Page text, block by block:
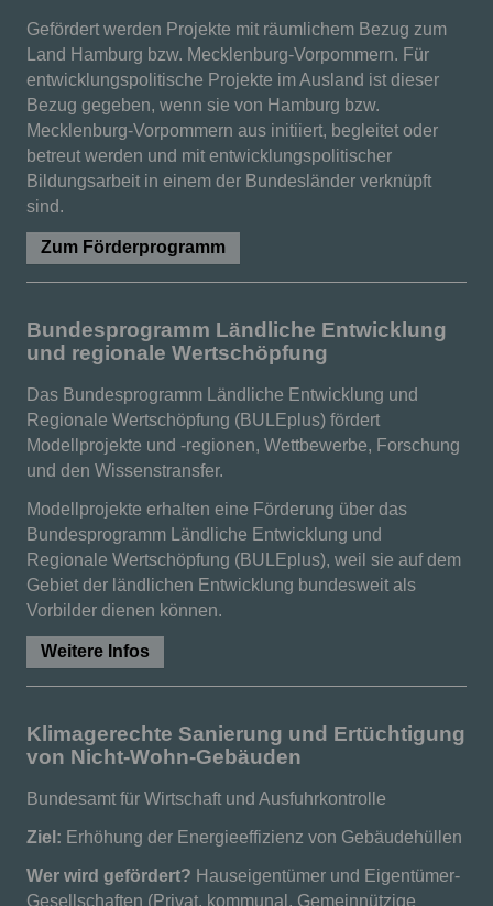
Gefördert werden Projekte mit räumlichem Bezug zum
Land Hamburg bzw. Mecklenburg-Vorpommern. Für
entwicklungspolitische Projekte im Ausland ist dieser
Bezug gegeben, wenn sie von Hamburg bzw.
Mecklenburg-Vorpommern aus initiiert, begleitet oder
betreut werden und mit entwicklungspolitischer
Bildungsarbeit in einem der Bundesländer verknüpft
sind.
Zum Förderprogramm
Bundesprogramm Ländliche Entwicklung
und regionale Wertschöpfung
Das Bundesprogramm Ländliche Entwicklung und
Regionale Wertschöpfung (BULEplus) fördert
Modellprojekte und -regionen, Wettbewerbe, Forschung
und den Wissenstransfer.
Modellprojekte erhalten eine Förderung über das
Bundesprogramm Ländliche Entwicklung und
Regionale Wertschöpfung (BULEplus), weil sie auf dem
Gebiet der ländlichen Entwicklung bundesweit als
Vorbilder dienen können.
Weitere Infos
Klimagerechte Sanierung und Ertüchtigung
von Nicht-Wohn-Gebäuden
Bundesamt für Wirtschaft und Ausfuhrkontrolle
Ziel: Erhöhung der Energieeffizienz von Gebäudehüllen
Wer wird gefördert? Hauseigentümer und Eigentümer-
Gesellschaften (Privat, kommunal, Gemeinnützige